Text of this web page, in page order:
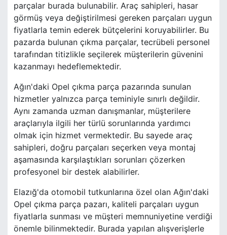
parçalar burada bulunabilir. Araç sahipleri, hasar
görmüş veya değiştirilmesi gereken parçaları uygun
fiyatlarla temin ederek bütçelerini koruyabilirler. Bu
pazarda bulunan çıkma parçalar, tecrübeli personel
tarafından titizlikle seçilerek müşterilerin güvenini
kazanmayı hedeflemektedir.
Ağın'daki Opel çıkma parça pazarında sunulan
hizmetler yalnızca parça teminiyle sınırlı değildir.
Aynı zamanda uzman danışmanlar, müşterilere
araçlarıyla ilgili her türlü sorunlarında yardımcı
olmak için hizmet vermektedir. Bu sayede araç
sahipleri, doğru parçaları seçerken veya montaj
aşamasında karşılaştıkları sorunları çözerken
profesyonel bir destek alabilirler.
Elazığ'da otomobil tutkunlarına özel olan Ağın'daki
Opel çıkma parça pazarı, kaliteli parçaları uygun
fiyatlarla sunması ve müşteri memnuniyetine verdiği
önemle bilinmektedir. Burada yapılan alışverişlerle